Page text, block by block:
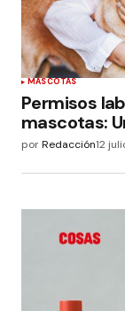
MASCOTAS
Permisos
mascotas:
porRedacción12